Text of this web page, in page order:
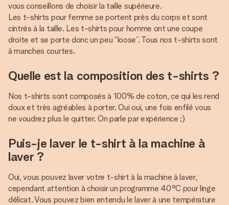
vous conseillons de choisir la taille supérieure.
Les t-shirts pour femme se portent près du corps et sont
cintrés à la taille. Les t-shirts pour homme ont une coupe
droite et se porte donc un peu “loose”. Tous nos t-shirts sont
à manches courtes.
Quelle est la composition des t-shirts ?
Nos t-shirts sont composés à 100% de coton, ce qui les rend
doux et très agréables à porter. Oui oui, une fois enfilé vous
ne voudrez plus le quitter. On parle par expérience ;)
Puis-je laver le t-shirt à la machine à
laver ?
Oui, vous pouvez laver votre t-shirt à la machine à laver,
cependant attention à choisir un programme 40°C pour linge
délicat. Vous pouvez bien entendu le laver à une température